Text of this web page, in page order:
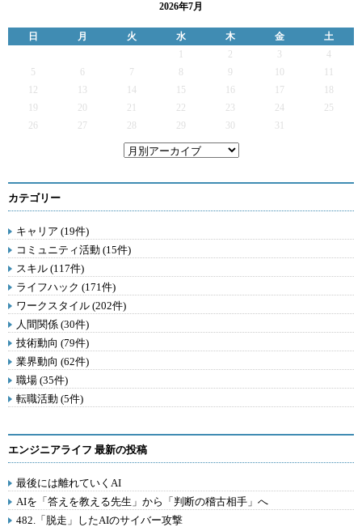
2026年7月
日 月 火 水 木 金
土
2 3
4
5
6 7 9
12
13 14 15 16 17
19
20 21 22 23 24
25
26
27 28 29 30 31
カテゴリー
キャリア (19件)
コミュニティ活動 (15件)
スキル (117件)
ライフハック (171件)
ワークスタイル (202件)
人間関係 (30件)
技術動向 (79件)
業界動向 (62件)
職場 (35件)
転職活動 (5件)
エンジニアライフ 最新の投稿
最後には離れていくAI
AIを「答えを教える先生」から「判断の稽古相手」へ
482.「脱走」したAIのサイバー攻撃